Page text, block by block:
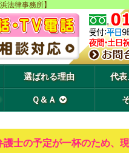
法律事務所】
選ばれる理由 代表
Ｑ＆Ａ
士の予定が一杯のため、